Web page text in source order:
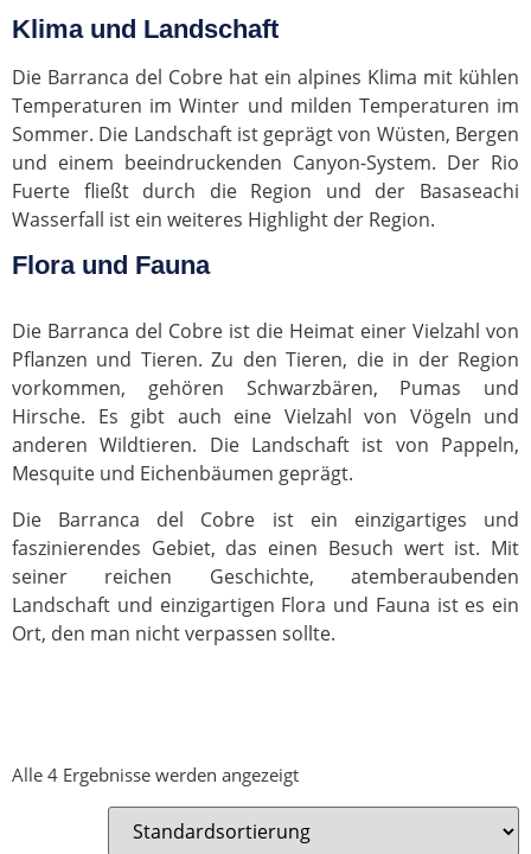
Klima und Landschaft
Die Barranca del Cobre hat ein alpines Klima mit kühlen
Temperaturen im Winter und milden Temperaturen im
Sommer. Die Landschaft ist geprägt von Wüsten, Bergen
und einem beeindruckenden Canyon-System. Der Rio
Fuerte fließt durch die Region und der Basaseachi
Wasserfall ist ein weiteres Highlight der Region.
Flora und Fauna
Die Barranca del Cobre ist die Heimat einer Vielzahl von
Pflanzen und Tieren. Zu den Tieren, die in der Region
vorkommen, gehören Schwarzbären, Pumas und
Hirsche. Es gibt auch eine Vielzahl von Vögeln und
anderen Wildtieren. Die Landschaft ist von Pappeln,
Mesquite und Eichenbäumen geprägt.
Die Barranca del Cobre ist ein einzigartiges und
faszinierendes Gebiet, das einen Besuch wert ist. Mit
seiner reichen Geschichte, atemberaubenden
Landschaft und einzigartigen Flora und Fauna ist es ein
Ort, den man nicht verpassen sollte.
Alle 4 Ergebnisse werden angezeigt